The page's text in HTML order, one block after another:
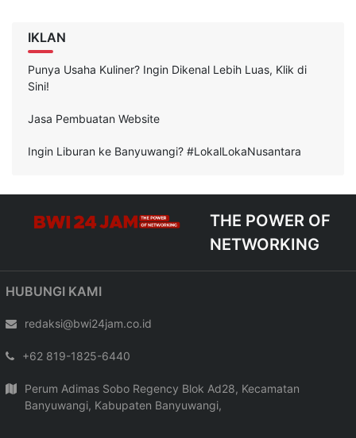
IKLAN
Punya Usaha Kuliner? Ingin Dikenal Lebih Luas, Klik di
Sini!
Jasa Pembuatan Website
Ingin Liburan ke Banyuwangi? #LokalLokaNusantara
THE POWER OF
NETWORKING
HUBUNGI KAMI
redaksi@bwi24jam.co.id
+62 819-1825-6440
Perum Adimas Sobo Regency Blok Ad28, Kecamatan
Banyuwangi, Kabupaten Banyuwangi,